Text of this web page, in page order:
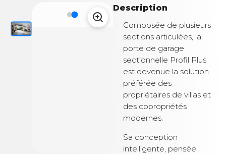
Description
Composée de plusieurs
sections articulées, la
porte de garage
sectionnelle Profil Plus
est devenue la solution
préférée des
propriétaires de villas et
des copropriétés
modernes.
Sa conception
intelligente, pensée